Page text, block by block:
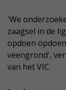
'We
zaagsel in de
opdoen
veengrond',
van het VIC.